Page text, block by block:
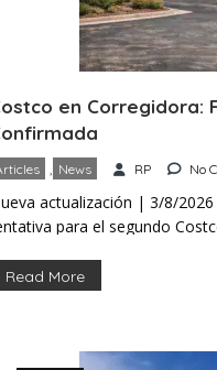
en Corregidora:
, News RP No
actualización | 3/8/
para el segundo
fue hecho por Adolfo
Read More